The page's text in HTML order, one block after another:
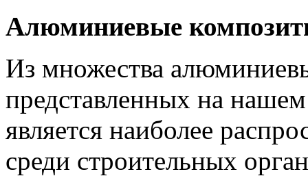
Алюминиевые
Из множества
представленных на
является наиболее
среди строительных